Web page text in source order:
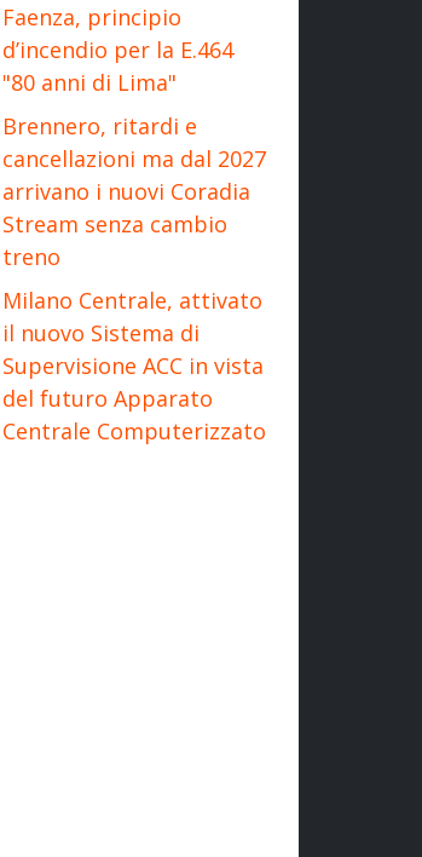
Faenza, principio
d’incendio per la E.464
"80 anni di Lima"
Brennero, ritardi e
cancellazioni ma dal 2027
arrivano i nuovi Coradia
Stream senza cambio
treno
Milano Centrale, attivato
il nuovo Sistema di
Supervisione ACC in vista
del futuro Apparato
Centrale Computerizzato